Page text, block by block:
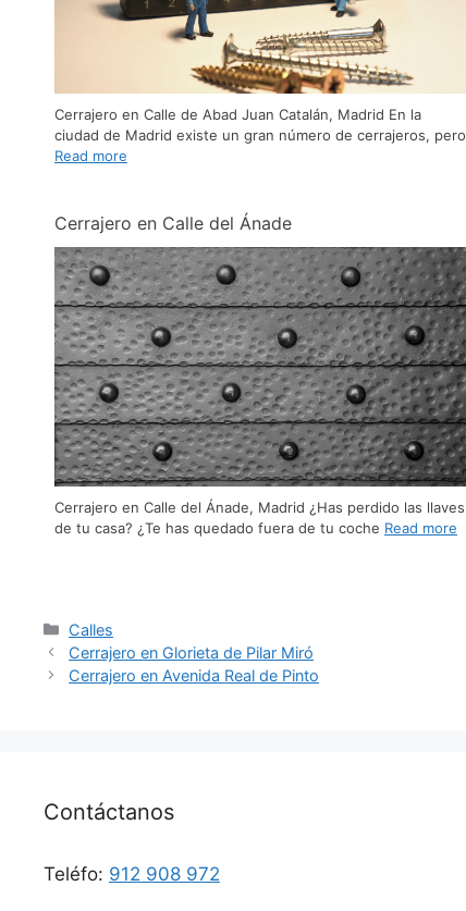
Cerrajero en Calle de Abad Juan Catalán, Madrid En la
ciudad de Madrid existe un gran número de cerrajeros, pero
Read more
Cerrajero en Calle del Ánade
Cerrajero en Calle del Ánade, Madrid ¿Has perdido las llaves
de tu casa? ¿Te has quedado fuera de tu coche Read more
Calles
Cerrajero en Glorieta de Pilar Miró
Cerrajero en Avenida Real de Pinto
Contáctanos
Teléfo: 912 908 972